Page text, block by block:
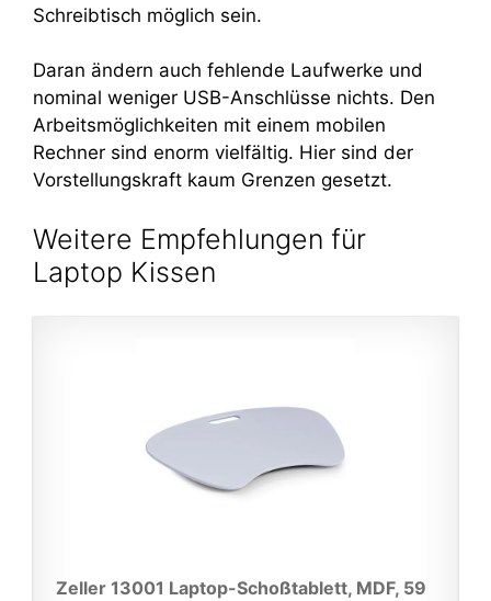
Schreibtisch möglich sein.
Daran ändern auch fehlende Laufwerke und
nominal weniger USB-Anschlüsse nichts. Den
Arbeitsmöglichkeiten mit einem mobilen
Rechner sind enorm vielfältig. Hier sind der
Vorstellungskraft kaum Grenzen gesetzt.
Weitere Empfehlungen für
Laptop Kissen
Zeller 13001 Laptop-Schoßtablett, MDF, 59